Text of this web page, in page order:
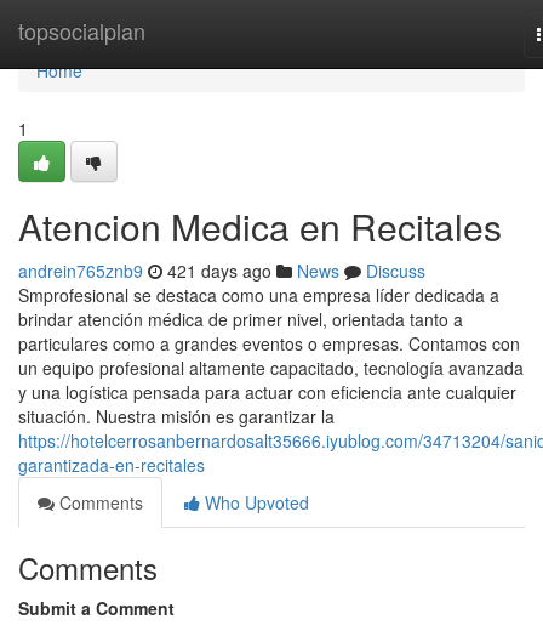
topsocialplan
Home
Home
1
Atencion Medica en Recitales
andrein765znb9 421 days ago News
Discuss
Smprofesional se destaca como una empresa líder dedicada a
brindar atención médica de primer nivel, orientada tanto a
particulares como a grandes eventos o empresas. Contamos con
un equipo profesional altamente capacitado, tecnología avanzada
y una logística pensada para actuar con eficiencia ante cualquier
situación. Nuestra misión es garantizar la
https://hotelcerrosanbernardosalt35666.iyublog.com/34713204/
garantizada-en-recitales
Comments
Who Upvoted
Comments
Submit a Comment